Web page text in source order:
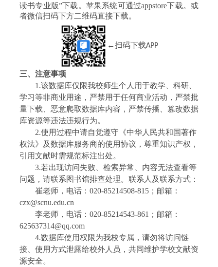
读书专业版”下载。苹果系统可通过appstore下载。或
者微信扫码下方二维码直接下载。
←扫码下载APP
三、注意事项
1.该数据库仅限我校师生个人用于教学、科研、
学习等非商业用途，严禁用于任何商业活动，严禁批
量下载、恶意爬取数据库内容，严禁传播、篡改数据
库资源等违法违规行为。
2.使用过程中请自觉遵守《中华人民共和国著作
权法》及数据库服务商的使用协议，尊重知识产权，
引用文献时需规范标注出处。
3.若出现访问失败、检索异常、内容无法查看等
问题， 请联系图书馆排查处理。 联系人及联系方式：
崔老师 ， 电话： 020-85214508-815；邮箱：
czx@scnu.edu.cn
李老师 ，电话： 020-85214543-861 ；邮箱：
625637314@qq.com
4.数据库使用权限为我校专属，请勿将访问链
接、使用方式泄露给校外人员，共同维护学校文献资
源安全。